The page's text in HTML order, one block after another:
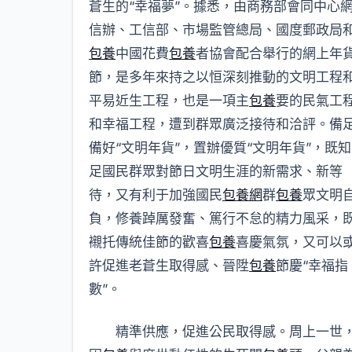
蒼生的“幸福夢”。據悉，由商務部會同中心網
信辦、工信部、市場監管總局、國度郵政局
包養中國花費包養者協會配合舉行的網上年
節，是多年來持之以恒深刻推動的文明工程
平易近生工程，也是一項主包養要的民氣工
和幸福工程，遭到群眾廣泛接待和洽評。備
備好“文明年貨”，置辦優質“文明年貨”，既知
足國民群眾對節日文明生涯的新需求、新等
待，又有利于加強國民包養網群包養眾文明
負，修養踔厲發奮、篤行不怠的精力風采，
襯托傳統佳節的歡喜包養喜慶氣氛，又可以
許促進老蒼生取得感、晉陞包養節慶“幸福指
數”。
精準供應，促進公民取得感。周上一世，